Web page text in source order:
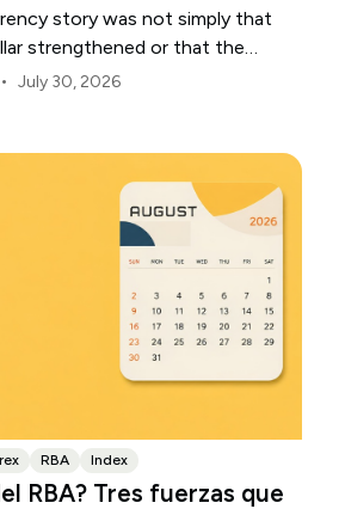
story was not simply that
strengthened or that the
• July 30, 2026
RBA Index
RBA? Tres fuerzas que